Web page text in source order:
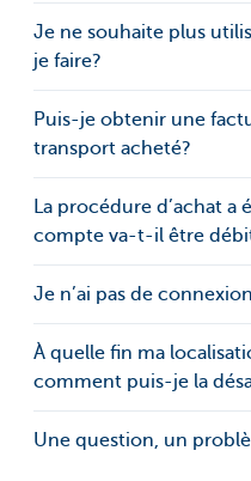
Je ne souhaite plus
je faire?
Puis-je obtenir une
transport acheté?
La procédure d’achat
compte va-t-il être
Je n’ai pas de
À quelle fin ma
comment puis-je la
Une question, un